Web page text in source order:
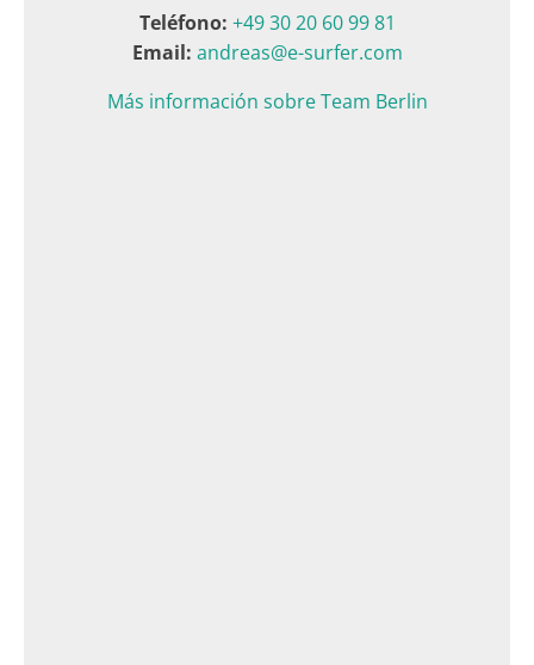
Teléfono: +49 30 20 60 99 81
Email: andreas@e-surfer.com
Más información sobre Team Berlin